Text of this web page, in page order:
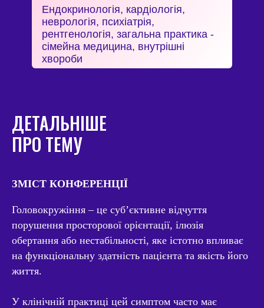
Ендокринологія, кардіологія,
неврологія, психіатрія,
рентгенологія, загальна практика -
сімейна медицина, внутрішні
хвороби
ДЕТАЛЬНІШЕ
ПРО ТЕМУ
ЗМІСТ КОНФЕРЕНЦІЇ
Головокружіння – це суб’єктивне відчуття
порушення просторової орієнтації, ілюзія
обертання або нестабільності, яке істотно впливає
на функціональну здатність пацієнта та якість його
життя.
У клінічній практиці цей симптом часто має